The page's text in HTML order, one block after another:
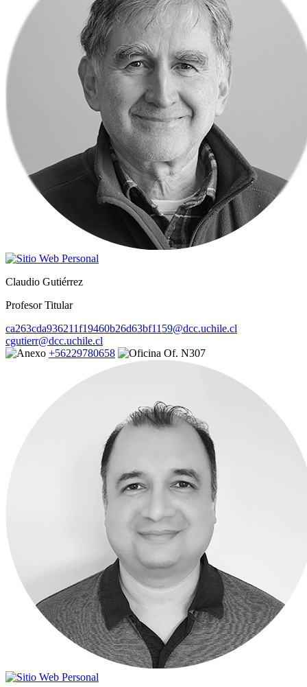
Claudio Gutiérrez
Profesor Titular
ca263cda936211f19460b26d63bf1159@dcc.uchile.cl
cgutierr@dcc.uchile.cl
+56229780658
Of. N307